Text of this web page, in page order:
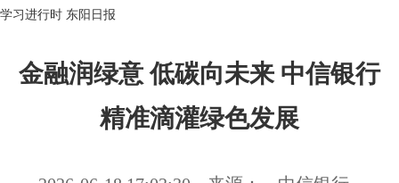
学习进行时 东阳日报
金融润绿意 低碳向未来 中信银行
精准滴灌绿色发展